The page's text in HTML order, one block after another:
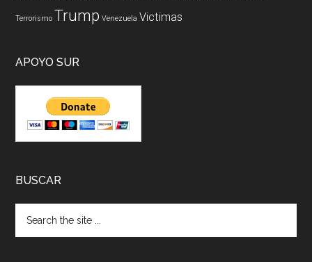
Terrorismo Trump Venezuela Victimas
APOYO SUR
BUSCAR